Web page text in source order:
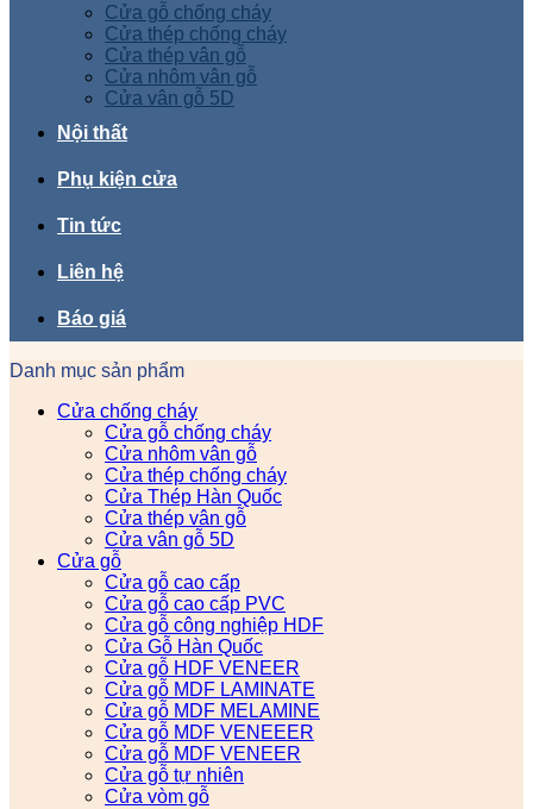
Cửa gỗ chống cháy
Cửa thép chống cháy
Cửa thép vân gỗ
Cửa nhôm vân gỗ
Cửa vân gỗ 5D
Nội thất
Phụ kiện cửa
Tin tức
Liên hệ
Báo giá
Danh mục sản phẩm
Cửa chống cháy
Cửa gỗ chống cháy
Cửa nhôm vân gỗ
Cửa thép chống cháy
Cửa Thép Hàn Quốc
Cửa thép vân gỗ
Cửa vân gỗ 5D
Cửa gỗ
Cửa gỗ cao cấp
Cửa gỗ cao cấp PVC
Cửa gỗ công nghiệp HDF
Cửa Gỗ Hàn Quốc
Cửa gỗ HDF VENEER
Cửa gỗ MDF LAMINATE
Cửa gỗ MDF MELAMINE
Cửa gỗ MDF VENEEER
Cửa gỗ MDF VENEER
Cửa gỗ tự nhiên
Cửa vòm gỗ